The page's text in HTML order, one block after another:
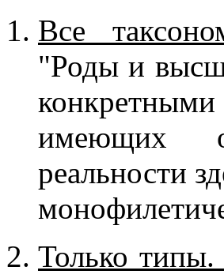
Все
"Роды и
имеющих
реальности
Только